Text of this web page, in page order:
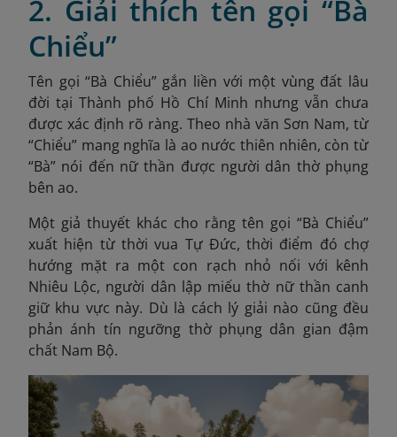
2. Giải thích tên gọi “Bà
Chiểu”
Tên gọi “Bà Chiểu” gắn liền với một vùng đất lâu
đời tại Thành phố Hồ Chí Minh nhưng vẫn chưa
được xác định rõ ràng. Theo nhà văn Sơn Nam, từ
“Chiểu” mang nghĩa là ao nước thiên nhiên, còn từ
“Bà” nói đến nữ thần được người dân thờ phụng
bên ao.
Một giả thuyết khác cho rằng tên gọi “Bà Chiểu”
xuất hiện từ thời vua Tự Đức, thời điểm đó chợ
hướng mặt ra một con rạch nhỏ nối với kênh
Nhiêu Lộc, người dân lập miếu thờ nữ thần canh
giữ khu vực này. Dù là cách lý giải nào cũng đều
phản ánh tín ngưỡng thờ phụng dân gian đậm
chất Nam Bộ.